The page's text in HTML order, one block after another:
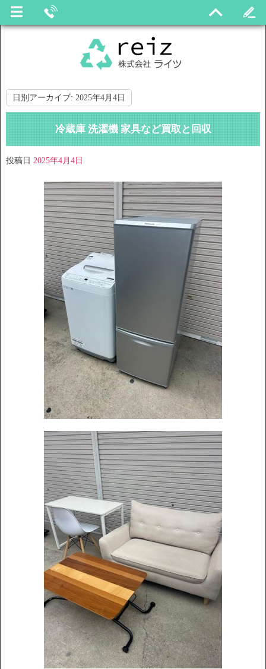
日別アーカイブ: 2025年4月4日
冷蔵庫 洗濯機 家具など買取と回収
投稿日 2025年4月4日